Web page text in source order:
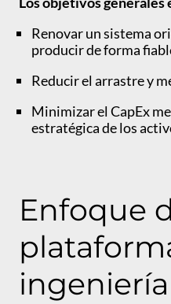
Renovar un sistema
producir de forma
Reducir el arrastre y
Minimizar el CapEx
estratégica de los
Enfoque
ingeniería